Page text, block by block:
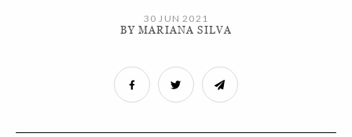
30 JUN 2021
BY MARIANA SILVA